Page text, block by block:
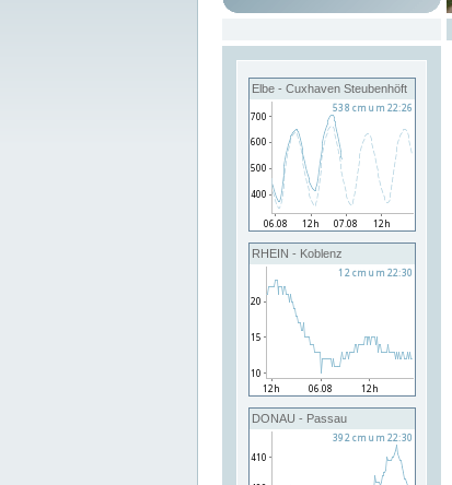
Elbe - Cuxhaven Steubenhöft
RHEIN - Koblenz
DONAU - Passau